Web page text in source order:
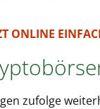
zufolge